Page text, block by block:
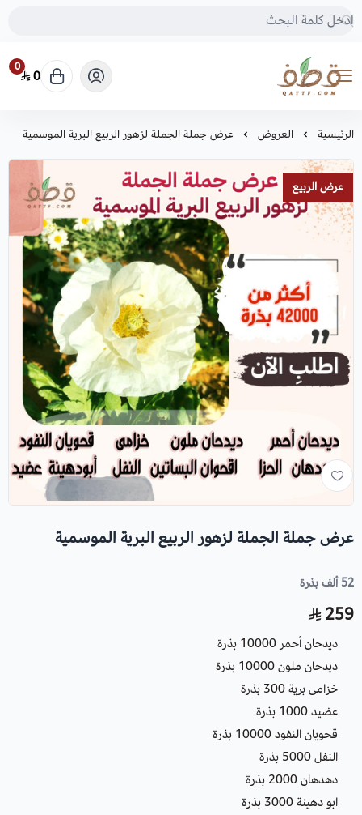
متجر قطف للبذور
0
0
الرئيسية العروض عرض جملة الجملة لزهور الربيع البرية الموسمية
عرض الربيع
عرض جملة الجملة لزهور الربيع البرية الموسمية
52 ألف بذرة
259
ديدحان أحمر 10000 بذرة
ديدحان ملون 10000 بذرة
خزامى برية 300 بذرة
عضيد 1000 بذرة
قحويان النفود 10000 بذرة
النفل 5000 بذرة
دهدهان 2000 بذرة
ابو دهينة 3000 بذرة